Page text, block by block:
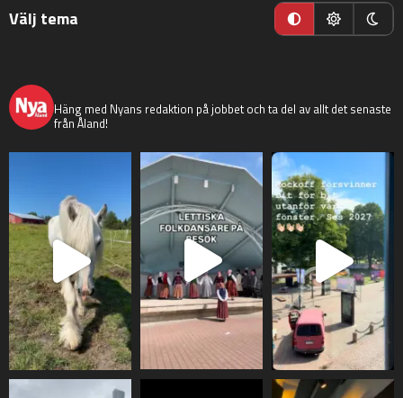
Välj tema
Häng med Nyans redaktion på jobbet och ta del av allt det senaste
från Åland!